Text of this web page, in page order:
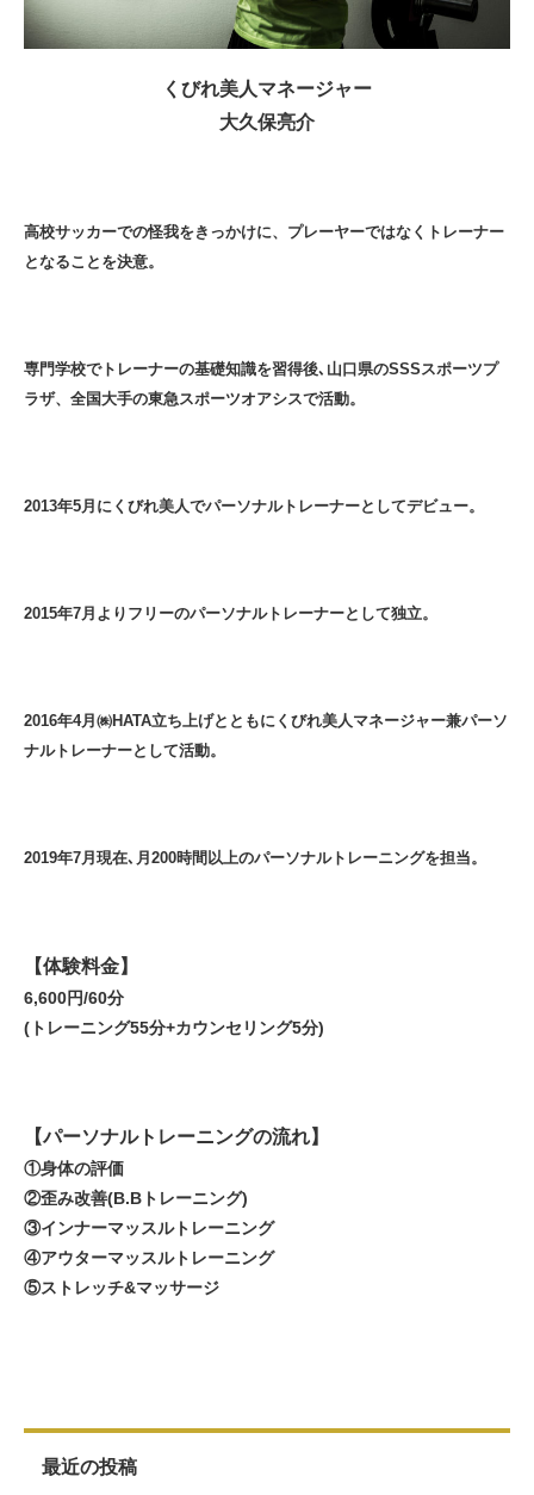
くびれ美人マネージャー
大久保亮介
高校サッカーでの怪我をきっかけに、プレーヤーではなくトレーナー
となることを決意。
専門学校でトレーナーの基礎知識を習得後､山口県のSSSスポーツプ
ラザ、全国大手の東急スポーツオアシスで活動。
2013年5月にくびれ美人でパーソナルトレーナーとしてデビュー。
2015年7月よりフリーのパーソナルトレーナーとして独立。
2016年4月㈱HATA立ち上げとともにくびれ美人マネージャー兼パーソ
ナルトレーナーとして活動。
2019年7月現在､月200時間以上のパーソナルトレーニングを担当。
【体験料金】
6,600円/60分
(トレーニング55分+カウンセリング5分)
【パーソナルトレーニングの流れ】
①身体の評価
②歪み改善(B.Bトレーニング)
③インナーマッスルトレーニング
④アウターマッスルトレーニング
⑤ストレッチ&マッサージ
最近の投稿